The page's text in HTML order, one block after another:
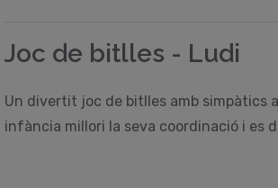
Joc de bitlles - Ludi
Un divertit joc de bitlles amb simpàtics
infància millori la seva coordinació i es